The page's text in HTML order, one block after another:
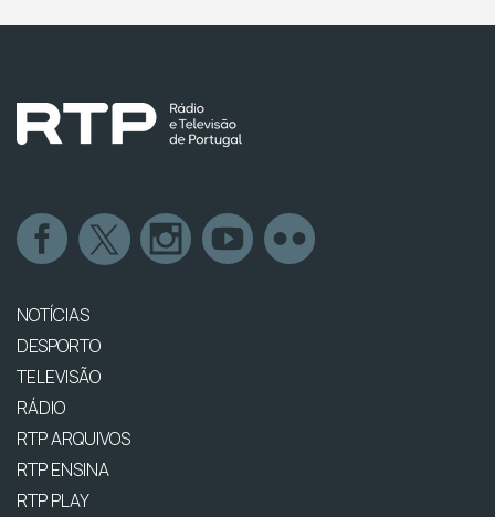
NOTÍCIAS
DESPORTO
TELEVISÃO
RÁDIO
RTP ARQUIVOS
RTP ENSINA
RTP PLAY